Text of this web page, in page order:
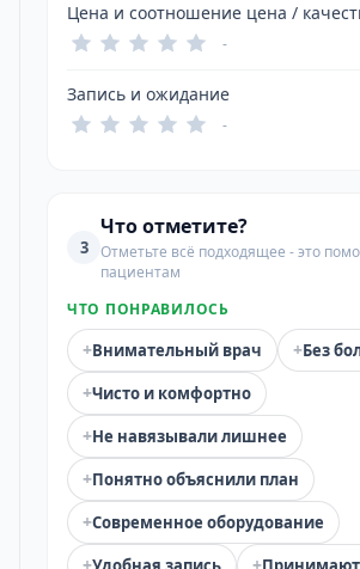
Цена и соотношение цена /
-
Запись и ожидание
-
3
Что отметите?
Отметьте всё подходящее - это
пациентам
ЧТО ПОНРАВИЛОСЬ
+Внимательный врач +Без
+Чисто и комфортно
+Не навязывали лишнее
+Понятно объяснили план
+Современное оборудование